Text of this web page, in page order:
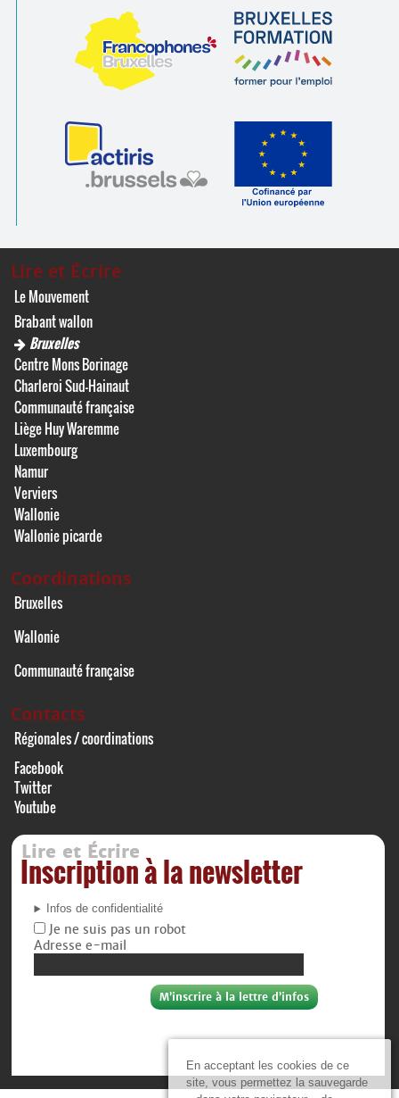
En acceptant les cookies de ce
site, vous permettez la sauvegarde
Lire et Écrire
Le Mouvement
Brabant wallon
Bruxelles
Centre Mons Borinage
Charleroi Sud-Hainaut
Communauté française
Liège Huy Waremme
Luxembourg
Namur
Verviers
Wallonie
Wallonie picarde
Coordinations
Bruxelles
Wallonie
Communauté française
Contacts
Régionales / coordinations
Facebook
Twitter
Youtube
Lire et Écrire
Inscription à la newsletter
Infos de confidentialité
Je ne suis pas un robot
Adresse e-mail